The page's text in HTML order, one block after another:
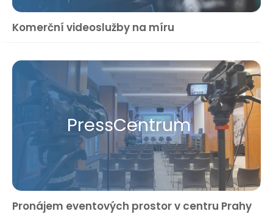
Komerční videoslužby na míru
Press​Centrum
Pronájem eventových prostor v centru Prahy